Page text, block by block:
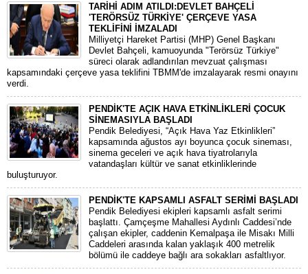
TARİHİ ADIM ATILDI:DEVLET BAHÇELİ
'TERÖRSÜZ TÜRKİYE' ÇERÇEVE YASA
TEKLİFİNİ İMZALADI
​Milliyetçi Hareket Partisi (MHP) Genel Başkanı
Devlet Bahçeli, kamuoyunda "Terörsüz Türkiye"
süreci olarak adlandırılan mevzuat çalışması
kapsamındaki çerçeve yasa teklifini TBMM'de imzalayarak resmi onayını
verdi.
PENDİK'TE AÇIK HAVA ETKİNLİKLERİ ÇOCUK
SİNEMASIYLA BAŞLADI
Pendik Belediyesi, “Açık Hava Yaz Etkinlikleri”
kapsamında ağustos ayı boyunca çocuk sineması,
sinema geceleri ve açık hava tiyatrolarıyla
vatandaşları kültür ve sanat etkinliklerinde
buluşturuyor.
PENDİK'TE KAPSAMLI ASFALT SERİMİ BAŞLADI
Pendik Belediyesi ekipleri kapsamlı asfalt serimi
başlattı. Çamçeşme Mahallesi Aydınlı Caddesi’nde
çalışan ekipler, caddenin Kemalpaşa ile Misakı Milli
Caddeleri arasında kalan yaklaşık 400 metrelik
bölümü ile caddeye bağlı ara sokakları asfaltlıyor.